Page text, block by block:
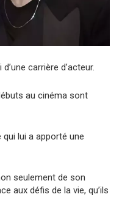
carrière d’acteur.
au cinéma sont
qui lui a apporté une
seulement de son
aux défis de la vie, qu’ils